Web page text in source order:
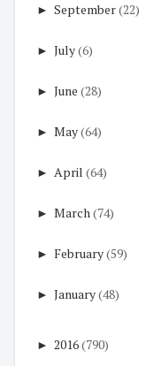
► September(22)
► July(6)
► June (28)
► May(64)
► April (64)
► March(74)
► February(59)
► January(48)
► 2016(790)